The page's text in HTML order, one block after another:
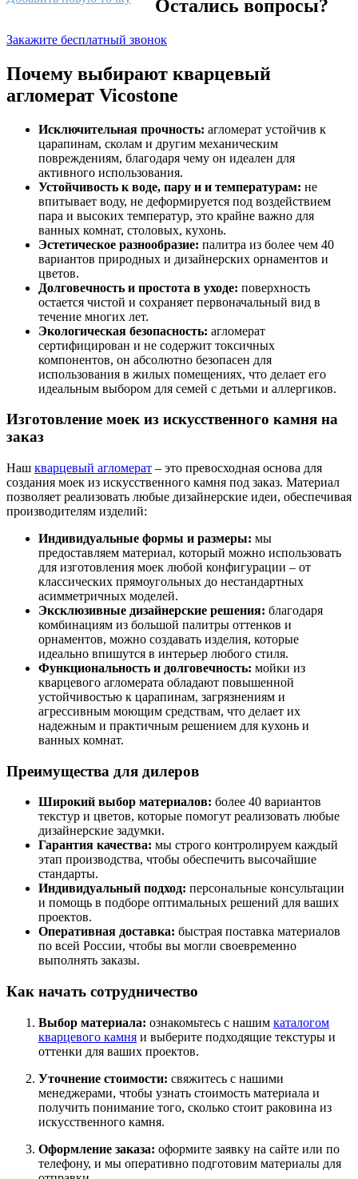
Остались вопросы?
Закажите бесплатный звонок
Почему выбирают кварцевый
агломерат Vicostone
Исключительная прочность: агломерат устойчив к
царапинам, сколам и другим механическим
повреждениям, благодаря чему он идеален для
активного использования.
Устойчивость к воде, пару и и температурам: не
впитывает воду, не деформируется под воздействием
пара и высоких температур, это крайне важно для
ванных комнат, столовых, кухонь.
Эстетическое разнообразие: палитра из более чем 40
вариантов природных и дизайнерских орнаментов и
цветов.
Долговечность и простота в уходе: поверхность
остается чистой и сохраняет первоначальный вид в
течение многих лет.
Экологическая безопасность: агломерат
сертифицирован и не содержит токсичных
компонентов, он абсолютно безопасен для
использования в жилых помещениях, что делает его
идеальным выбором для семей с детьми и аллергиков.
Изготовление моек из искусственного камня на
заказ
Наш кварцевый агломерат – это превосходная основа для
создания моек из искусственного камня под заказ. Материал
позволяет реализовать любые дизайнерские идеи, обеспечивая
производителям изделий:
Индивидуальные формы и размеры: мы
предоставляем материал, который можно использовать
для изготовления моек любой конфигурации – от
классических прямоугольных до нестандартных
асимметричных моделей.
Эксклюзивные дизайнерские решения: благодаря
комбинациям из большой палитры оттенков и
орнаментов, можно создавать изделия, которые
идеально впишутся в интерьер любого стиля.
Функциональность и долговечность: мойки из
кварцевого агломерата обладают повышенной
устойчивостью к царапинам, загрязнениям и
агрессивным моющим средствам, что делает их
надежным и практичным решением для кухонь и
ванных комнат.
Преимущества для дилеров
Широкий выбор материалов: более 40 вариантов
текстур и цветов, которые помогут реализовать любые
дизайнерские задумки.
Гарантия качества: мы строго контролируем каждый
этап производства, чтобы обеспечить высочайшие
стандарты.
Индивидуальный подход: персональные консультации
и помощь в подборе оптимальных решений для ваших
проектов.
Оперативная доставка: быстрая поставка материалов
по всей России, чтобы вы могли своевременно
выполнять заказы.
Как начать сотрудничество
Выбор материала: ознакомьтесь с нашим каталогом
кварцевого камня и выберите подходящие текстуры и
оттенки для ваших проектов.
Уточнение стоимости: свяжитесь с нашими
менеджерами, чтобы узнать стоимость материала и
получить понимание того, сколько стоит раковина из
искусственного камня.
Оформление заказа: оформите заявку на сайте или по
телефону, и мы оперативно подготовим материалы для